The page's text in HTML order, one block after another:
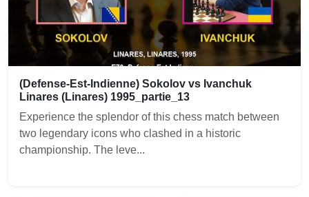
(Defense-Est-Indienne) Sokolov vs Ivanchuk
Linares (Linares) 1995_partie_13
Experience the splendor of this chess match between
two legendary icons who clashed in a historic
championship. The leve...